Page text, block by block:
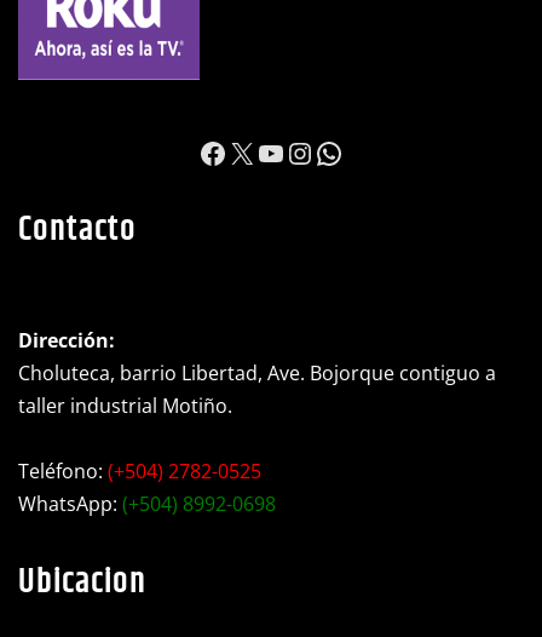
https://
X YouTube
Instagram
WhatsApp
Contacto
Dirección:
Choluteca, barrio Libertad, Ave. Bojorque contiguo a
taller industrial Motiño.
Teléfono: (+504) 2782-0525
WhatsApp: (+504) 8992-0698
Ubicacion